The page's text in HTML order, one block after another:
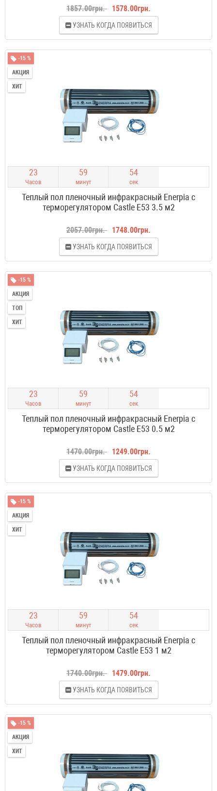
1857.00грн. 1578.00грн.
УЗНАТЬ КОГДА ПОЯВИТЬСЯ
-15 %
АКЦИЯ
ХИТ
23
Часов
59
минут
53
сек
Теплый пол пленочный инфракрасный Enerpia с
терморегулятором Castle E53 3.5 м2
2057.00грн. 1748.00грн.
УЗНАТЬ КОГДА ПОЯВИТЬСЯ
-15 %
АКЦИЯ
ТОП
ХИТ
23
Часов
59
минут
53
сек
Теплый пол пленочный инфракрасный Enerpia с
терморегулятором Castle E53 0.5 м2
1470.00грн. 1249.00грн.
УЗНАТЬ КОГДА ПОЯВИТЬСЯ
-15 %
АКЦИЯ
ХИТ
23
Часов
59
минут
53
сек
Теплый пол пленочный инфракрасный Enerpia с
терморегулятором Castle E53 1 м2
1740.00грн. 1479.00грн.
УЗНАТЬ КОГДА ПОЯВИТЬСЯ
-15 %
АКЦИЯ
ХИТ